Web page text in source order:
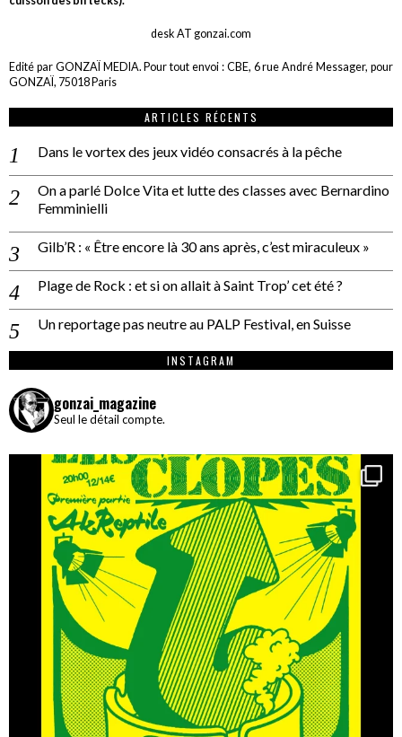
desk AT gonzai.com
Edité par GONZAÏ MEDIA. Pour tout envoi : CBE, 6 rue André Messager, pour
GONZAÏ, 75018 Paris
ARTICLES RÉCENTS
Dans le vortex des jeux vidéo consacrés à la pêche
On a parlé Dolce Vita et lutte des classes avec Bernardino
Femminielli
Gilb’R : « Être encore là 30 ans après, c’est miraculeux »
Plage de Rock : et si on allait à Saint Trop’ cet été ?
Un reportage pas neutre au PALP Festival, en Suisse
INSTAGRAM
gonzai_magazine
Seul le détail compte.